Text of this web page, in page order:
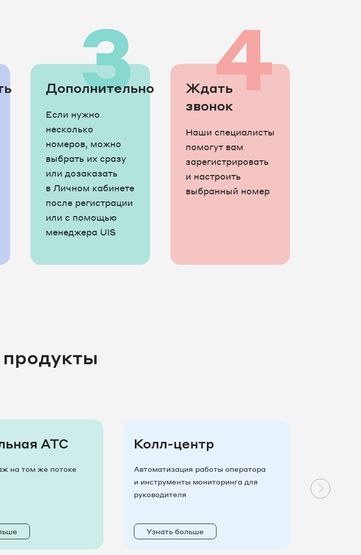
3
Дополнительно
Если нужно
несколько
номеров, можно
выбрать их сразу
или дозаказать
в Личном кабинете
после регистрации
или с помощью
менеджера UIS
4
Ждать
звонок
Наши специалисты
помогут вам
зарегистрировать
и настроить
выбранный номер
АТС
на том же потоке
Колл-центр
Автоматизация работы оператора
и инструменты мониторинга для
руководителя
Узнать больше